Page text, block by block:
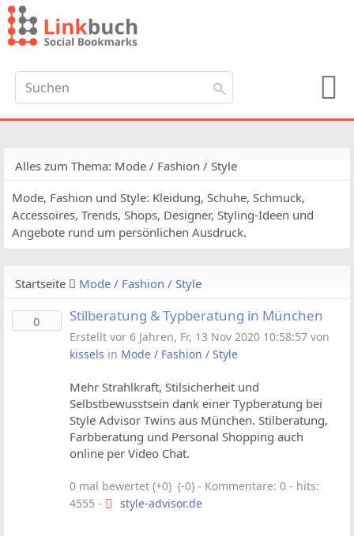
Alles zum Thema: Mode / Fashion / Style
Mode, Fashion und Style: Kleidung, Schuhe, Schmuck,
Accessoires, Trends, Shops, Designer, Styling-Ideen und
Angebote rund um persönlichen Ausdruck.
Startseite Mode / Fashion / Style
0 Stilberatung & Typberatung in München
Erstellt vor 6 Jahren, Fr, 13 Nov 2020 10:58:57 von
kissels in Mode / Fashion / Style
Mehr Strahlkraft, Stilsicherheit und
Selbstbewusstsein dank einer Typberatung bei
Style Advisor Twins aus München. Stilberatung,
Farbberatung und Personal Shopping auch
online per Video Chat.
0 mal bewertet (+0) (-0)- Kommentare: 0 - hits:
4555 -
style-advisor.de